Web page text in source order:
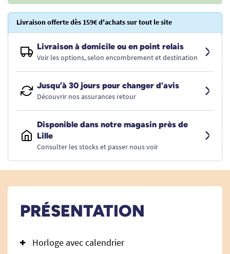
Livraison offerte dès 159€ d'achats sur tout le site
Livraison à domicile ou en point relais
Voir les options, selon encombrement et destination
Jusqu’à 30 jours pour changer d’avis
Découvrir nos assurances retour
Disponible dans notre magasin près de
Lille
Consulter les stocks et passer nous voir
PRÉSENTATION
Horloge avec calendrier